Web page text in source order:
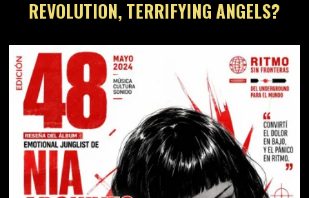
REVOLUTION, TERRIFYING ANGELS?